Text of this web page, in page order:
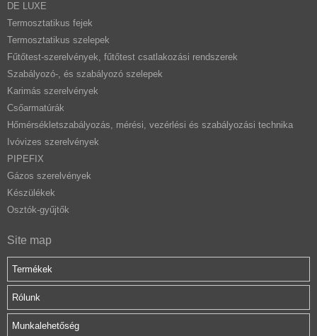
DE LUXE
Termosztatikus fejek
Termosztatikus szelepek
Fűtőtest-szerelvények, fűtőtest csatlakozási rendszerek
Szabályozó-, és szabályozó szelepek
Karimás szerelvények
Csőarmatúrák
Hőmérsékletszabályozás, mérési, vezérlési és szabályozási technika
Ivóvizes szerelvények
PIPEFIX
Gázos szerelvények
Készülékek
Osztók-gyűjtők
Site map
Termékek
Rólunk
Munkalehetőség